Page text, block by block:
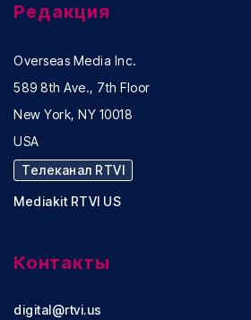
Редакция
Overseas Media Inc.
589 8th Ave., 7th Floor
New York, NY 10018
USA
Телеканал RTVI
Mediakit RTVI US
Контакты
digital@rtvi.us